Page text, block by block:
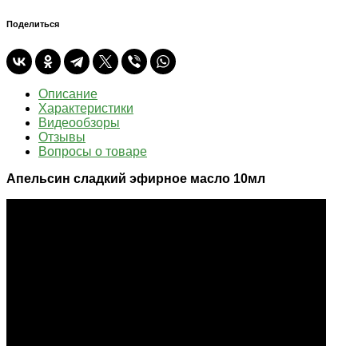
Поделиться
Описание
Характеристики
Видеообзоры
Отзывы
Вопросы о товаре
Апельсин сладкий эфирное масло 10мл